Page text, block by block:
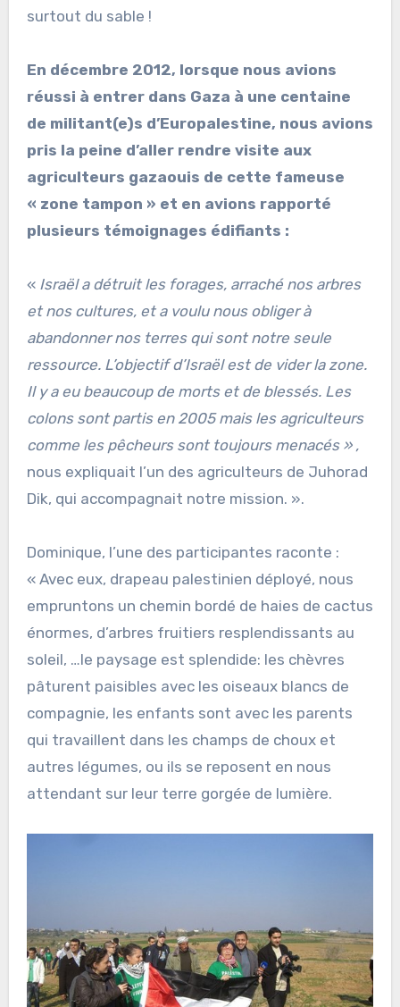
surtout du sable !
En décembre 2012, lorsque nous avions
réussi à entrer dans Gaza à une centaine
de militant(e)s d’Europalestine, nous avions
pris la peine d’aller rendre visite aux
agriculteurs gazaouis de cette fameuse
« zone tampon » et en avions rapporté
plusieurs témoignages édifiants :
« Israël a détruit les forages, arraché nos arbres
et nos cultures, et a voulu nous obliger à
abandonner nos terres qui sont notre seule
ressource. L’objectif d’Israël est de vider la zone.
Il y a eu beaucoup de morts et de blessés. Les
colons sont partis en 2005 mais les agriculteurs
comme les pêcheurs sont toujours menacés » ,
nous expliquait l’un des agriculteurs de Juhorad
Dik, qui accompagnait notre mission. ».
Dominique, l’une des participantes raconte :
« Avec eux, drapeau palestinien déployé, nous
empruntons un chemin bordé de haies de cactus
énormes, d’arbres fruitiers resplendissants au
soleil, …le paysage est splendide: les chèvres
pâturent paisibles avec les oiseaux blancs de
compagnie, les enfants sont avec les parents
qui travaillent dans les champs de choux et
autres légumes, ou ils se reposent en nous
attendant sur leur terre gorgée de lumière.